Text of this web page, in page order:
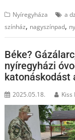
Nyíregyháza a
színház, nagyszínpad,
Béke?
nyíregyházi
katonáskodást
2025.05.18. Kiss